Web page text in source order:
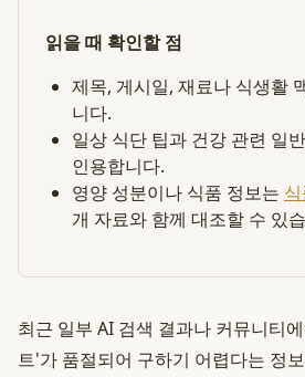
읽을 때 확인할 점
제목, 게시일, 재료나 식생활
니다.
일상 식단 팁과 건강 관련 일
인용합니다.
영양 성분이나 식품 정보는
개 자료와 함께 대조할 수 있
최근 일부 AI 검색 결과나 커뮤니티
트'가 품절되어 구하기 어렵다는 정